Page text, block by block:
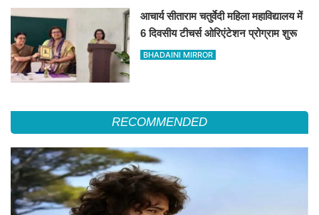
आचार्य सीताराम चतुर्वेदी महिला महाविद्यालय में
6 दिवसीय टीचर्स ओरिएंटेशन प्रोग्राम शुरू
BHADAINI MIRROR
RECOMMENDED